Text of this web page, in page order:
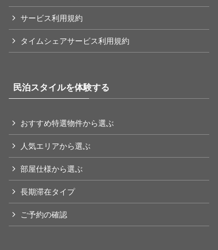
サービス利用規約
タイムシェアサービス利用規約
民泊スタイルを体験する
おすすめ特選物件から選ぶ
人気エリアから選ぶ
部屋仕様から選ぶ
長期滞在タイプ
ご予約の確認